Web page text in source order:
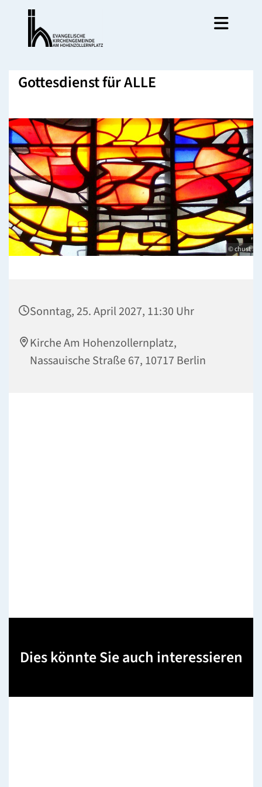
Gottesdienst für ALLE
© chust
Sonntag, 25. April 2027, 11:30 Uhr
Kirche Am Hohenzollernplatz,
Nassauische Straße 67, 10717 Berlin
Dies könnte Sie auch interessieren